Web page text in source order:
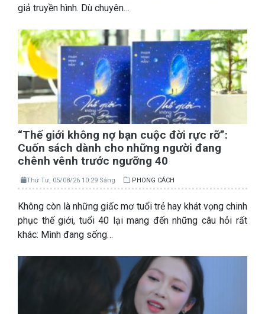
giả truyền hình. Dù chuyên…
“Thế giới không nợ bạn cuộc đời rực rỡ”:
Cuốn sách dành cho những người đang
chênh vênh trước ngưỡng 40
Thứ Tư, 05/08/26 10:29 Sáng PHONG CÁCH
Không còn là những giấc mơ tuổi trẻ hay khát vọng chinh
phục thế giới, tuổi 40 lại mang đến những câu hỏi rất
khác: Mình đang sống…